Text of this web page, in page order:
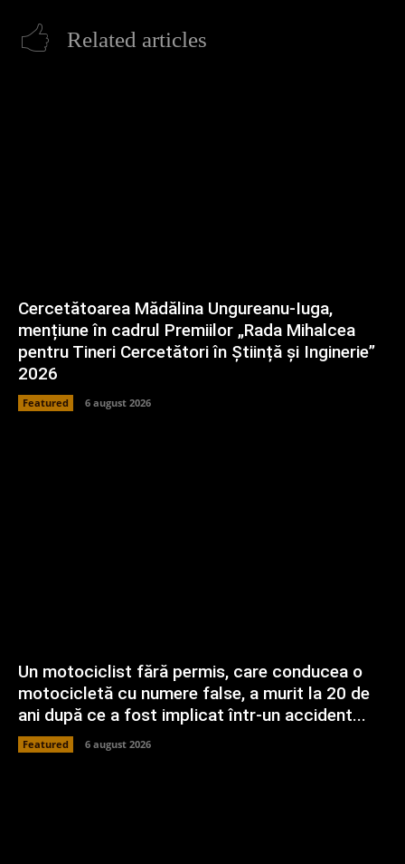
Related articles
Cercetătoarea Mădălina Ungureanu-Iuga,
mențiune în cadrul Premiilor „Rada Mihalcea
pentru Tineri Cercetători în Știință și Inginerie”
2026
Featured 6 august 2026
Un motociclist fără permis, care conducea o
motocicletă cu numere false, a murit la 20 de
ani după ce a fost implicat într-un accident...
Featured 6 august 2026